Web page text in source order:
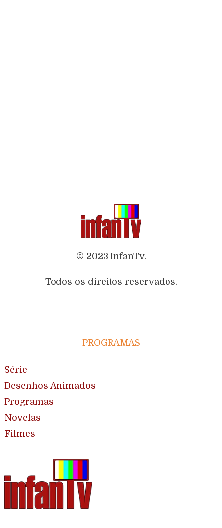
© 2023 InfanTv.
Todos os direitos reservados.
PROGRAMAS
Série
Desenhos Animados
Programas
Novelas
Filmes